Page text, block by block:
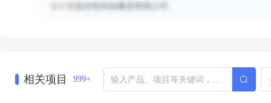
相关项目 999+